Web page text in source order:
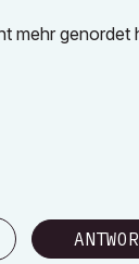
mehr genordet